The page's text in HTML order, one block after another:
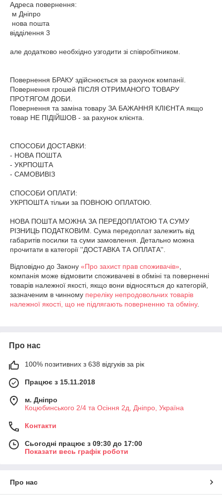
Адреса повернення:
відділення 3
але додатково необхідно узгодити зі співробітником.
Повернення БРАКУ здійснюється за рахунок компанії.
Повернення грошей ПІСЛЯ ОТРИМАНОГО ТОВАРУ
ПРОТЯГОМ ДОБИ.
Повернення та заміна товару ЗА БАЖАННЯ КЛІЄНТА якщо
товар НЕ ПІДІЙШОВ - за рахунок клієнта.
СПОСОБИ ДОСТАВКИ:
- НОВА ПОШТА
- УКРПОШТА
- САМОВИВІЗ
СПОСОБИ ОПЛАТИ:
УКРПОШТА тільки за ПОВНОЮ ОПЛАТОЮ.
НОВА ПОШТА МОЖНА ЗА ПЕРЕДОПЛАТОЮ ТА СУМУ
РІЗНИЦЬ ПОДАТКОВИМ. Сума передоплат залежить від
габаритів посилки та суми замовлення. Детально можна
прочитати в категорії ''ДОСТАВКА ТА ОПЛАТА''.
Відповідно до Закону «Про захист прав споживачів»
компанія може відмовити споживачеві в обміні та поверненні
товарів належної якості, якщо вони відносяться до категорій,
зазначеним в чинному переліку непродовольчих товарів
належної якості, що не підлягають поверненню та обміну.
Про нас
100% позитивних з 638 відгуків за рік
Працює з 15.11.2018
м. Дніпро
Коцюбинського 2/4 та Осіння 2д, Дніпро, Україна
Контакти
Сьогодні працює з 09:30 до 17:00
Показати весь графік роботи
Про нас